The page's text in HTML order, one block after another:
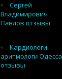
Сергей
Владимирович
Павлов отзывы
Кардиологи
аритмологи Одесса
отзывы